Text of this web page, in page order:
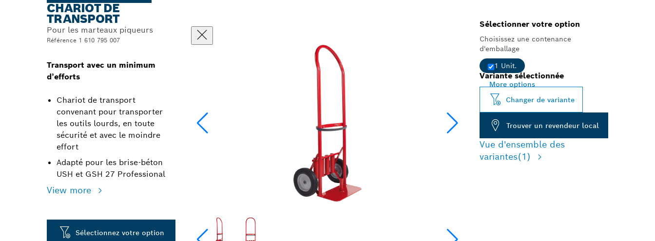
CHARIOT DE
TRANSPORT
Pour les marteaux piqueurs
Référence 1 610 795 007
Transport avec un minimum
d’efforts
Chariot de transport
convenant pour transporter
les outils lourds, en toute
sécurité et avec le moindre
effort
Adapté pour les brise-béton
USH et GSH 27 Professional
View more
Sélectionnez votre option
Sélectionner votre option
Choisissez une contenance
d'emballage
1 Unit.
More options
Variante sélectionnée
Changer de variante
Trouver un revendeur local
Vue d'ensemble des
variantes(1)